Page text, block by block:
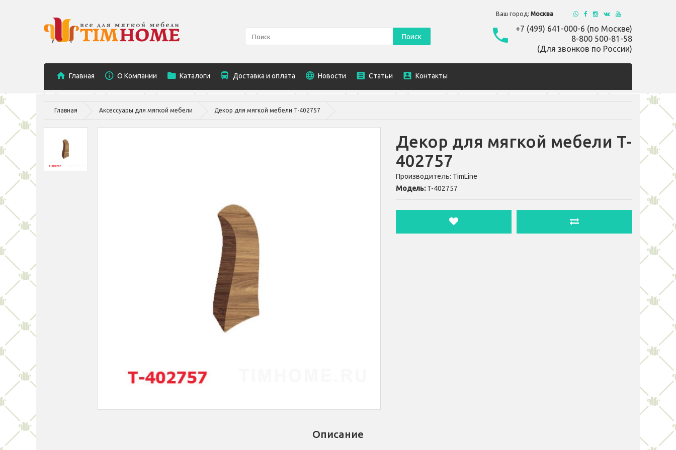
Ваш город: Москва
Поиск
+7 (499) 641-000-6 (по Москве)
8-800 500-81-58
(Для звонков по России)
Главная O Компании Каталоги Доставка и оплата Новости Статьи Контакты
Главная Аксессуары для мягкой мебели Декор для мягкой мебели T-402757
Декор для мягкой мебели T-
402757
Производитель: TimLine
Модель: T-402757
Описание